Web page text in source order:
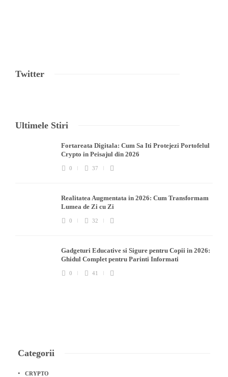
Twitter
Ultimele Stiri
Fortareata Digitala: Cum Sa Iti Protejezi Portofelul
Crypto in Peisajul din 2026
0 37
Realitatea Augmentata in 2026: Cum Transformam
Lumea de Zi cu Zi
0 32
Gadgeturi Educative si Sigure pentru Copii in 2026:
Ghidul Complet pentru Parinti Informati
0 41
Categorii
CRYPTO